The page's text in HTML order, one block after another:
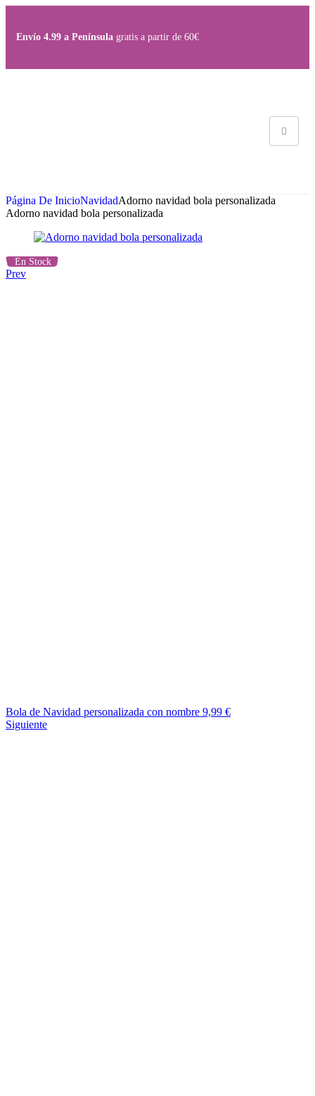
Envío 4.99 a Península gratis a partir de 60€
Página De InicioNavidadAdorno navidad bola personalizada
Adorno navidad bola personalizada
En Stock
Prev
Bola de Navidad personalizada con nombre 9,99 €
Siguiente